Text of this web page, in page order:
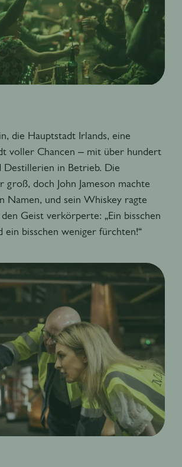
die Hauptstadt Irlands, eine
voller Chancen – mit über hundert
Destillerien in Betrieb. Die
groß, doch John Jameson machte
Namen, und sein Whiskey ragte
Geist verkörperte: „Ein bisschen
ein bisschen weniger fürchten!“